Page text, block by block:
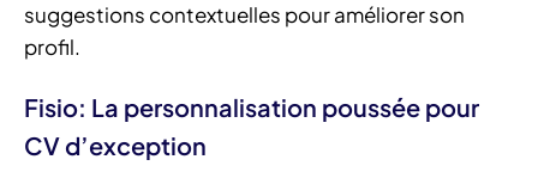
suggestions contextuelles pour améliorer son
profil.
Fisio: La personnalisation poussée pour
CV d’exception